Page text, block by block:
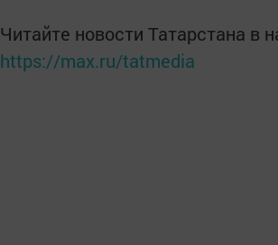
Читайте новости Татарстана
https://max.ru/tatmedia